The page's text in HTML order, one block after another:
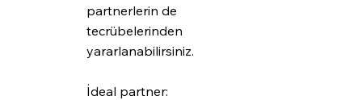
partnerlerin de
tecrübelerinden
yararlanabilirsiniz.
İdeal partner: